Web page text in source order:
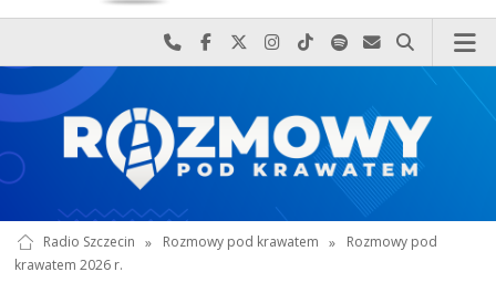
Najlepiej po prostu do nas zadzwoń
Odwiedź nas na Facebook-u
Odwiedź nas na X
Odwiedź nas na Instagram-ie
Odwiedź nas na TikTok-u
Szukaj nas na Spotify
Wyślij do nas
Szukaj
Radio Szczecin » Rozmowy pod krawatem »
Rozmowy pod
krawatem 2026 r.